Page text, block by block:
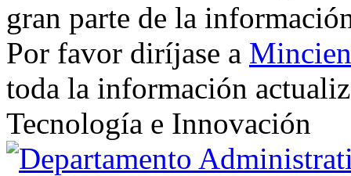
gran parte de la
Por favor diríjase a
toda la información
Tecnología e Innovación